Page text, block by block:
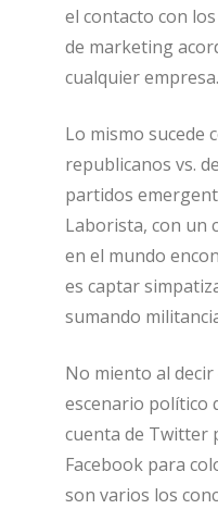
el contacto con
de marketing
cualquier empresa.
Lo mismo sucede
republicanos vs.
partidos
Laborista, con un
en el mundo
es captar
sumando
No miento al
escenario político
cuenta de Twitter
Facebook para
son varios los